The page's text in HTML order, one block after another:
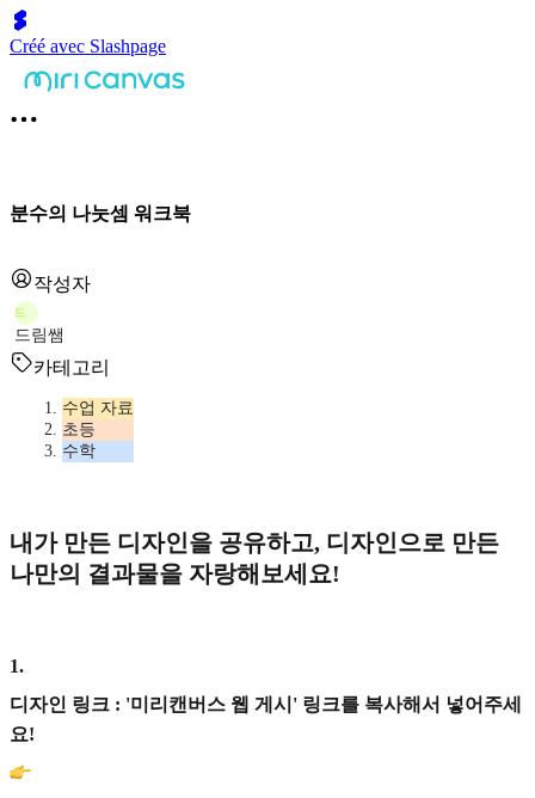
Créé avec Slashpage
분수의 나눗셈 워크북
작성자
드
드림쌤
카테고리
수업 자료
초등
수학
내가 만든 디자인을 공유하고, 디자인으로 만든
나만의 결과물을 자랑해보세요!
1.
디자인 링크 : '미리캔버스 웹 게시' 링크를 복사해서 넣어주세
요!